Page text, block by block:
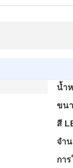
น้ำ
ขน
สี
จำ
กา